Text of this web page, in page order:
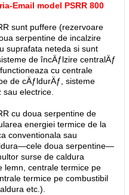
Email model PSRR 800
sunt puffere (rezervoare
serpentine de incalzire
suprafata neteda si sunt
de încÄƒlzire centralÄƒ
cu centrale
de cÄƒldurÄƒ, sisteme
sau electrice.
cu doua serpentine de
energiei termice de la
conventionala sau
doua serpentine—
surse de caldura
lemn, centrale termice pe
termice pe combustibil
etc.).